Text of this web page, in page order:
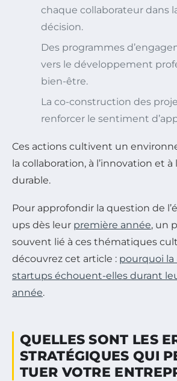
chaque collaborateur dans
décision.
Des programmes
vers le développement
bien-être.
La co-construction des
renforcer le sentiment
Ces actions cultivent un
la collaboration, à l’innovation et
durable.
Pour approfondir la question de
ups dès leur première année, un
souvent lié à ces thématiques
découvrez cet article : pourquoi la
startups échouent-elles durant
année.
QUELLES SONT LES
STRATÉGIQUES QUI
TUER VOTRE